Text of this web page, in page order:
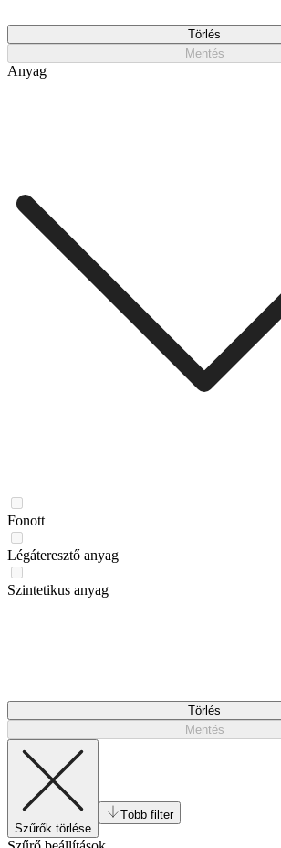
Törlés
Mentés
Anyag
Fonott
Légáteresztő anyag
Szintetikus anyag
Törlés
Mentés
Szűrők törlése
Több filter